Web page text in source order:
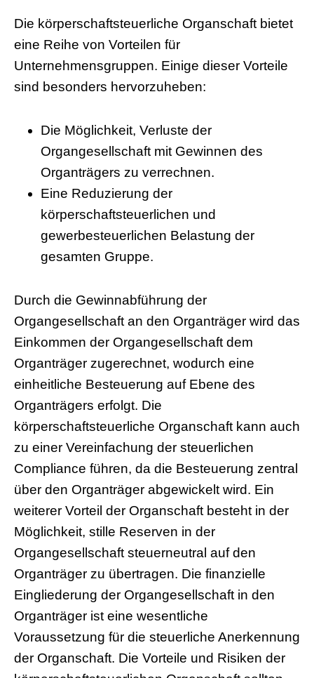
Die körperschaftsteuerliche Organschaft bietet
eine Reihe von Vorteilen für
Unternehmensgruppen. Einige dieser Vorteile
sind besonders hervorzuheben:
Die Möglichkeit, Verluste der
Organgesellschaft mit Gewinnen des
Organträgers zu verrechnen.
Eine Reduzierung der
körperschaftsteuerlichen und
gewerbesteuerlichen Belastung der
gesamten Gruppe.
Durch die Gewinnabführung der
Organgesellschaft an den Organträger wird das
Einkommen der Organgesellschaft dem
Organträger zugerechnet, wodurch eine
einheitliche Besteuerung auf Ebene des
Organträgers erfolgt. Die
körperschaftsteuerliche Organschaft kann auch
zu einer Vereinfachung der steuerlichen
Compliance führen, da die Besteuerung zentral
über den Organträger abgewickelt wird. Ein
weiterer Vorteil der Organschaft besteht in der
Möglichkeit, stille Reserven in der
Organgesellschaft steuerneutral auf den
Organträger zu übertragen. Die finanzielle
Eingliederung der Organgesellschaft in den
Organträger ist eine wesentliche
Voraussetzung für die steuerliche Anerkennung
der Organschaft. Die Vorteile und Risiken der